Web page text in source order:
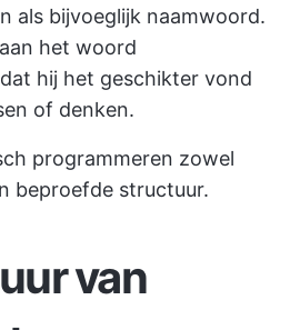
als bijvoeglijk naamwoord.
het woord
hij het geschikter vond
of denken.
programmeren zowel
beproefde structuur.
van